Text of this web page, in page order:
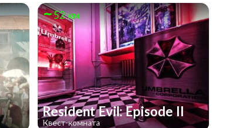
52 км
Resident Evil: Episode II
Квест-комната